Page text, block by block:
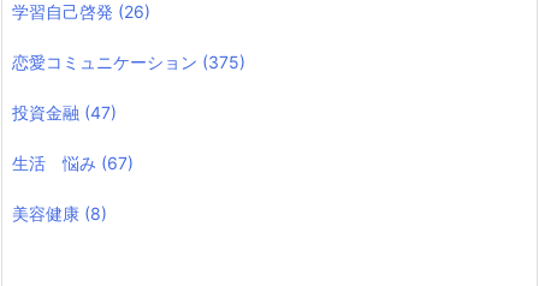
学習自己啓発 (26)
恋愛コミュニケーション (375)
投資金融 (47)
生活 悩み (67)
美容健康 (8)